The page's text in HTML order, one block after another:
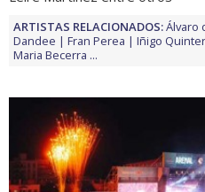
ARTISTAS RELACIONADOS:Álvaro
Dandee
Fran Perea Iñigo
Maria Becerra ...